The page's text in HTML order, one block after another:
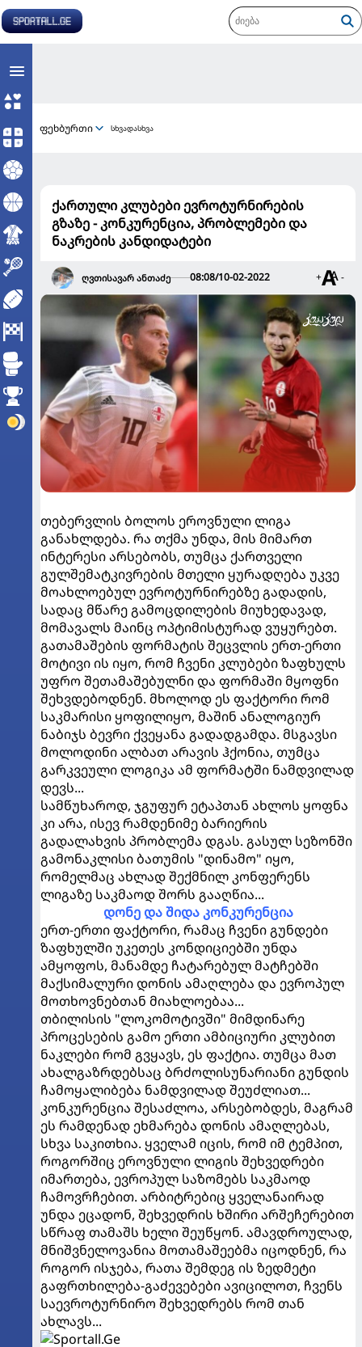
ფეხბურთი სხვადასხვა
ქართული კლუბები ევროტურნირების
გზაზე - კონკურენცია, პრობლემები და
ნაკრების კანდიდატები
ღვთისავარ ანთაძე 08:08/10-02-2022 + -
თებერვლის ბოლოს ეროვნული ლიგა
განახლდება. რა თქმა უნდა, მის მიმართ
ინტერესი არსებობს, თუმცა ქართველი
გულშემატკივრების მთელი ყურადღება უკვე
მოახლოებულ ევროტურნირებზე გადადის,
სადაც მწარე გამოცდილების მიუხედავად,
მომავალს მაინც ოპტიმისტურად ვუყურებთ.
გათამაშების ფორმატის შეცვლის ერთ-ერთი
მოტივი ის იყო, რომ ჩვენი კლუბები ზაფხულს
უფრო შეთამაშებულნი და ფორმაში მყოფნი
შეხვდებოდნენ. მხოლოდ ეს ფაქტორი რომ
საკმარისი ყოფილიყო, მაშინ ანალოგიურ
ნაბიჯს ბევრი ქვეყანა გადადგამდა. მსგავსი
მოლოდინი ალბათ არავის ჰქონია, თუმცა
გარკვეული ლოგიკა ამ ფორმატში ნამდვილად
დევს...
სამწუხაროდ, ჯგუფურ ეტაპთან ახლოს ყოფნა
კი არა, ისევ რამდენიმე ბარიერის
გადალახვის პრობლემა დგას. გასულ სეზონში
გამონაკლისი ბათუმის "დინამო" იყო,
რომელმაც ახლად შექმნილ კონფერენს
ლიგაზე საკმაოდ შორს გააღწია...
დონე და შიდა კონკურენცია
ერთ-ერთი ფაქტორი, რამაც ჩვენი გუნდები
ზაფხულში უკეთეს კონდიციებში უნდა
ამყოფოს, მანამდე ჩატარებულ მატჩებში
მაქსიმალური დონის ამაღლება და ევროპულ
მოთხოვნებთან მიახლოებაა...
თბილისის "ლოკომოტივში" მიმდინარე
პროცესების გამო ერთი ამბიციური კლუბით
ნაკლები რომ გვყავს, ეს ფაქტია. თუმცა მათ
ახალგაზრდებსაც ბრძოლისუნარიანი გუნდის
ჩამოყალიბება ნამდვილად შეუძლიათ...
კონკურენცია შესაძლოა, არსებობდეს, მაგრამ
ეს რამდენად ეხმარება დონის ამაღლებას,
სხვა საკითხია. ყველამ იცის, რომ იმ ტემპით,
როგორშიც ეროვნული ლიგის შეხვედრები
იმართება, ევროპულ საზომებს საკმაოდ
ჩამოვრჩებით. არბიტრებიც ყველანაირად
უნდა ეცადონ, შეხვედრის ხშირი არშეჩერებით
სწრაფ თამაშს ხელი შეუწყონ. ამავდროულად,
მნიშვნელოვანია მოთამაშეებმა იცოდნენ, რა
როგორ ისჯება, რათა შემდეგ ის ზედმეტი
გაფრთხილება-გაძევებები ავიცილოთ, ჩვენს
საევროტურნირო შეხვედრებს რომ თან
ახლავს...